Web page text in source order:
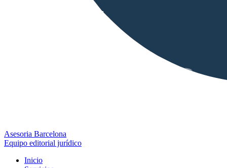
Asesoria Barcelona
Equipo editorial jurídico
Inicio